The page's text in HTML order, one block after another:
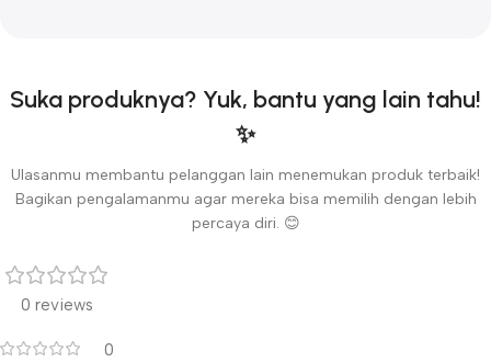
Suka produknya? Yuk, bantu yang lain tahu!
✨
Ulasanmu membantu pelanggan lain menemukan produk terbaik!
Bagikan pengalamanmu agar mereka bisa memilih dengan lebih
percaya diri. 😊
0 reviews
0